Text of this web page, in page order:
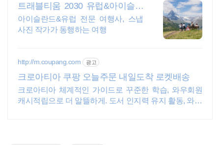
트래블티움 2030 유럽&아이슬란
드
아이슬란드&유럽 전문 여행사, 스냅
사진 작가가 동행하는 여행
http://m.coupang.com 광고
크로아티아 쿠팡 오늘주문 내일도착 로켓배송
크로아티아 체계적인 가이드로 꾸준한 학습, 와우회원
캐시적립으로 더 알뜰하게. 도서 인지력 유지 활동, 와우